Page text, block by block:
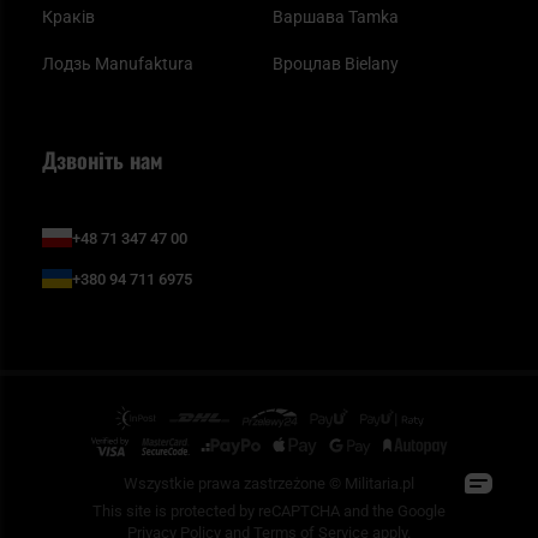
Краків
Лодзь Manufaktura
Варшава Tamka
Вроцлав Bielany
Дзвоніть нам
+48 71 347 47 00
+380 94 711 6975
Wszystkie prawa zastrzeżone © Militaria.pl
This site is protected by reCAPTCHA and the Google
Privacy Policy and Terms of Service apply.